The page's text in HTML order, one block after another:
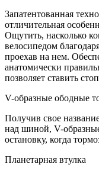
Запатентованная
отличительная
Ощутить, насколько
велосипедом
проехав на нем.
анатомически
позволяет ставить
V-образные ободные
Получив свое
над шиной, V-
остановку, когда
Планетарная втулка